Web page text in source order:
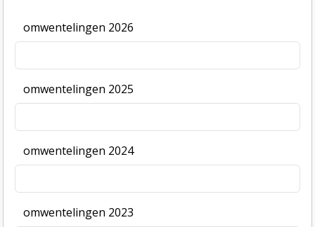
omwentelingen 2026
omwentelingen 2025
omwentelingen 2024
omwentelingen 2023